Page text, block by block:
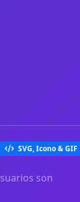
SVG, Icono & GIF
son